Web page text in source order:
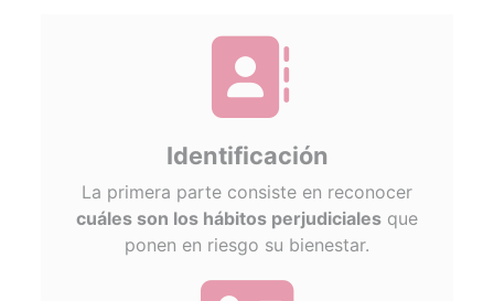
fas
fa-
address-
Identificación
La primera parte consiste en reconocer
cuáles son los hábitos perjudiciales que
ponen en riesgo su bienestar.
fas